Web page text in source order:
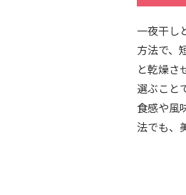
一夜干し
方法で、
と乾燥さ
選ぶこと
食感や風
法でも、